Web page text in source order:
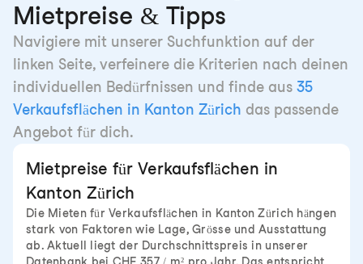
Mietpreise & Tipps
Navigiere mit unserer Suchfunktion auf der
linken Seite, verfeinere die Kriterien nach deinen
individuellen Bedürfnissen und finde aus 35
Verkaufsflächen in Kanton Zürich das passende
Angebot für dich.
Mietpreise für Verkaufsflächen in
Kanton Zürich
Die Mieten für Verkaufsflächen in Kanton Zürich hängen
stark von Faktoren wie Lage, Grösse und Ausstattung
ab. Aktuell liegt der Durchschnittspreis in unserer